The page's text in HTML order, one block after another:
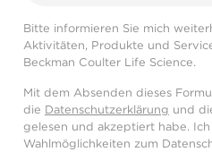
Bitte informieren Sie mich
Aktivitäten, Produkte und
Beckman Coulter Life Science.
Mit dem Absenden dieses
die Datenschutzerklärung und
gelesen und akzeptiert habe.
Wahlmöglichkeiten zum